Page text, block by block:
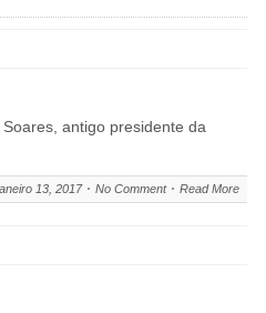
antigo presidente da
13, 2017 No Comment Read More